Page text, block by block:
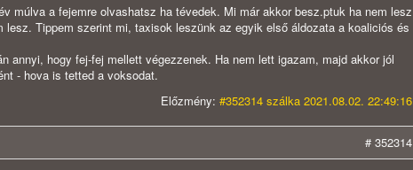
múlva a fejemre olvashatsz ha tévedek. Mi már akkor besz.ptuk ha nem lesz
Tippem szerint mi, taxisok leszünk az egyik első áldozata a koaliciós és
annyi, hogy fej-fej mellett végezzenek. Ha nem lett igazam, majd akkor jól
- hova is tetted a voksodat.
Előzmény: #352314 szálka 2021.08.02. 22:49:16
# 352314